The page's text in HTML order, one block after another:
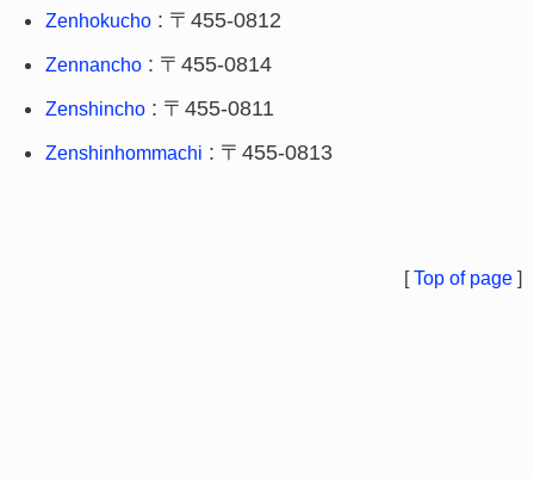
Zenhokucho : 〒455-0812
Zennancho : 〒455-0814
Zenshincho : 〒455-0811
Zenshinhommachi : 〒455-0813
[Top of page ]